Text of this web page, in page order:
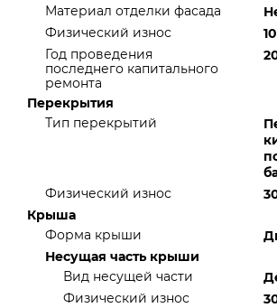
Материал отделки фасада
Физический износ
Год проведения
последнего капитального
ремонта
Перекрытия
Тип перекрытий
Физический износ
Крыша
Форма крыши
Несущая часть крыши
Вид несущей части
Физический износ